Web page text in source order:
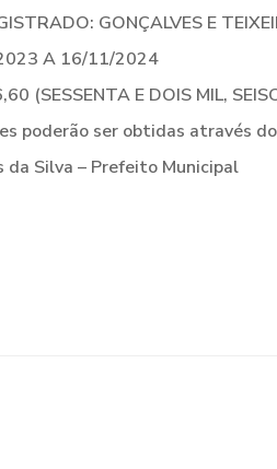
GONÇALVES E
A 16/11/2024
(SESSENTA E DOIS MIL,
poderão ser obtidas através
da Silva – Prefeito Municipal